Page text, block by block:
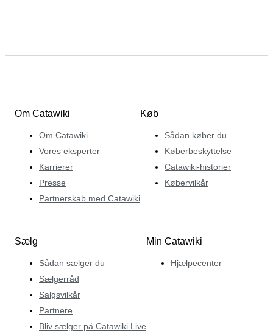
Om Catawiki
Om Catawiki
Vores eksperter
Karrierer
Presse
Partnerskab med Catawiki
Køb
Sådan køber du
Køberbeskyttelse
Catawiki-historier
Købervilkår
Sælg
Sådan sælger du
Sælgerråd
Salgsvilkår
Partnere
Bliv sælger på Catawiki Live
Min Catawiki
Hjælpecenter